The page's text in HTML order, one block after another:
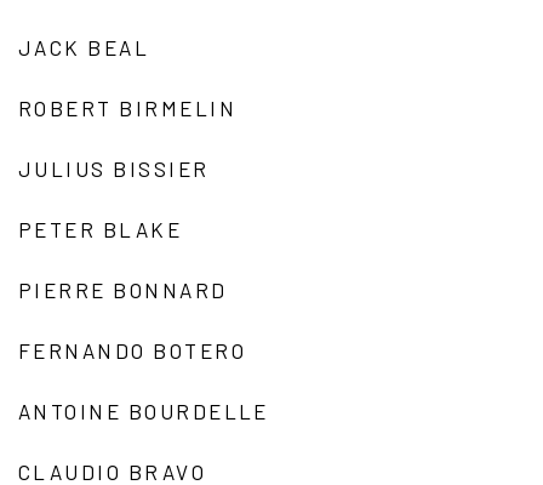
JACK BEAL
ROBERT BIRMELIN
JULIUS BISSIER
PETER BLAKE
PIERRE BONNARD
FERNANDO BOTERO
ANTOINE BOURDELLE
CLAUDIO BRAVO